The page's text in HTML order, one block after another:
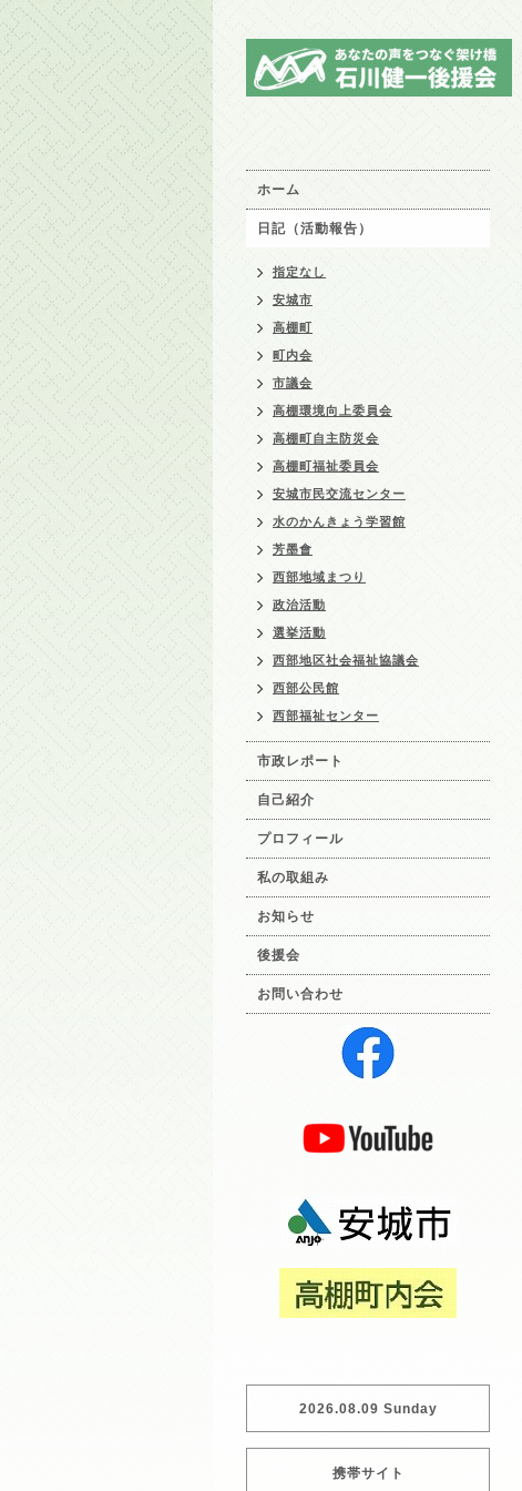
ホーム
日記（活動報告）
指定なし
安城市
高棚町
町内会
市議会
高棚環境向上委員会
高棚町自主防災会
高棚町福祉委員会
安城市民交流センター
水のかんきょう学習館
芳墨會
西部地域まつり
政治活動
選挙活動
西部地区社会福祉協議会
西部公民館
西部福祉センター
市政レポート
自己紹介
プロフィール
私の取組み
お知らせ
後援会
お問い合わせ
2026.08.09 Sunday
携帯サイト